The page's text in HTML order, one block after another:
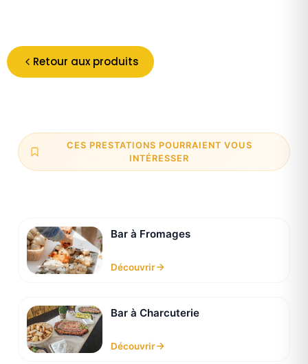
Retour aux produits
CES PRESTATIONS POURRAIENT VOUS
INTÉRESSER
Bar à Fromages
Découvrir
Bar à Charcuterie
Découvrir